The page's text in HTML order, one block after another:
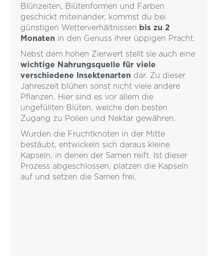
Blühzeiten, Blütenformen und Farben
geschickt miteinander, kommst du bei
günstigen Wetterverhältnissen bis zu 2
Monaten in den Genuss ihrer üppigen Pracht.
Nebst dem hohen Zierwert stellt sie auch eine
wichtige Nahrungsquelle für viele
verschiedene Insektenarten dar. Zu dieser
Jahreszeit blühen sonst nicht viele andere
Pflanzen. Hier sind es vor allem die
ungefüllten Blüten, welche den besten
Zugang zu Pollen und Nektar gewähren.
Wurden die Fruchtknoten in der Mitte
bestäubt, entwickeln sich daraus kleine
Kapseln, in denen der Samen reift. Ist dieser
Prozess abgeschlossen, platzen die Kapseln
auf und setzen die Samen frei.